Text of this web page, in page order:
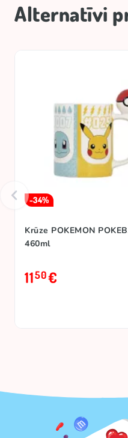
Alternatīvi
-34%
Krūze POKEMON
460ml
1150€